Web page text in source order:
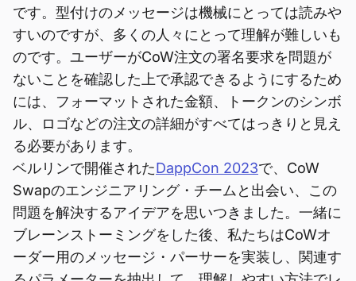
です。型付けのメッセージは機械にとっては読みや
すいのですが、多くの人々にとって理解が難しいも
のです。ユーザーがCoW注文の署名要求を問題が
ないことを確認した上で承認できるようにするため
には、フォーマットされた金額、トークンのシンボ
ル、ロゴなどの注文の詳細がすべてはっきりと見え
る必要があります。
ベルリンで開催されたDappCon 2023で、CoW
Swapのエンジニアリング・チームと出会い、この
問題を解決するアイデアを思いつきました。一緒に
ブレーンストーミングをした後、私たちはCoWオ
ーダー用のメッセージ・パーサーを実装し、関連す